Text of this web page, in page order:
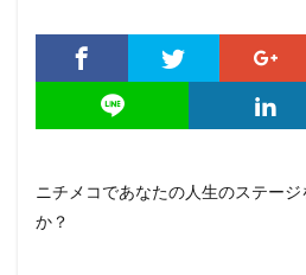
ニチメコであなたの人生のステー
か？